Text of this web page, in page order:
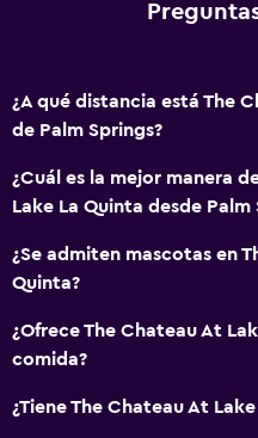
Chimenea
Zona de estar
Vista al lago
Alfombrado
Vista a la montaña
Piso de mosaico/mármol
¿A qué distancia está The
de Palm Springs?
¿Cuál es la mejor manera
Lake La Quinta desde Palm
¿Se admiten mascotas en
Quinta?
¿Ofrece The Chateau At
comida?
¿Tiene The Chateau At